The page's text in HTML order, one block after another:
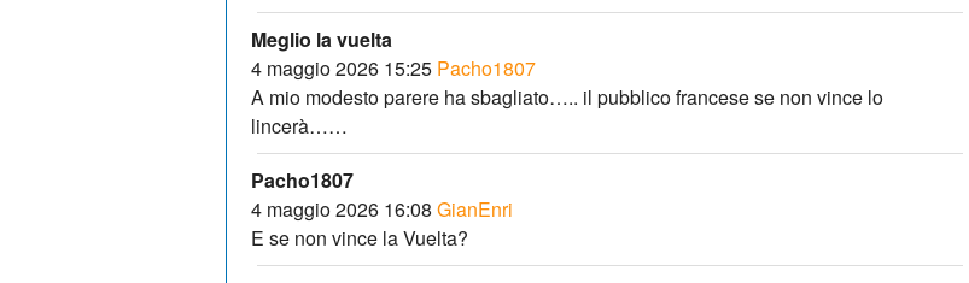
Meglio la vuelta
4 maggio 2026 15:25 Pacho1807
A mio modesto parere ha sbagliato….. il pubblico francese se non vince lo
lincerà……
Pacho1807
4 maggio 2026 16:08 GianEnri
E se non vince la Vuelta?